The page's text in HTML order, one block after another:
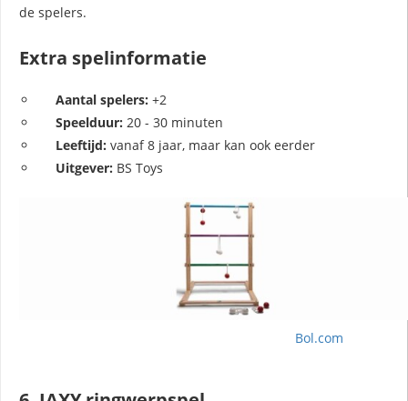
de spelers.
Extra spelinformatie
Aantal spelers: +2
Speelduur:20 - 30 minuten
Leeftijd:vanaf 8 jaar, maar kan ook eerder
Uitgever: BS Toys
Bol.com